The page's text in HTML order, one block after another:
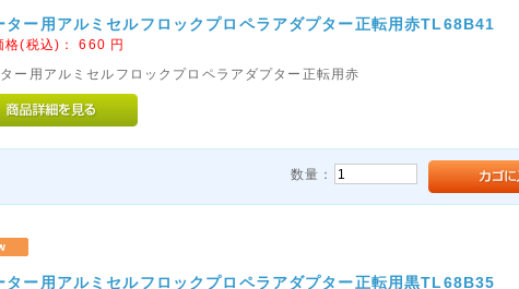
ター用アルミセルフロックプロペラアダプター正転用赤TL68B41
格(税込)：660 円
ー用アルミセルフロックプロペラアダプター正転用赤
数量：
ター用アルミセルフロックプロペラアダプター正転用黒TL68B35